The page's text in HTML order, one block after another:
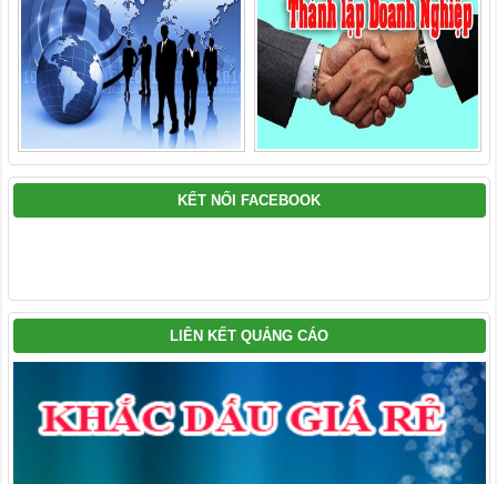
KẾT NỐI FACEBOOK
LIÊN KẾT QUẢNG CÁO